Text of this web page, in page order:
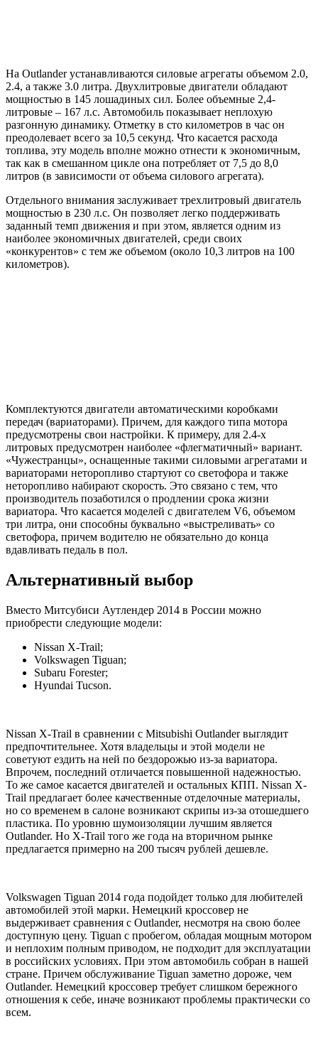
На Outlander устанавливаются силовые агрегаты объемом 2.0,
2.4, а также 3.0 литра. Двухлитровые двигатели обладают
мощностью в 145 лошадиных сил. Более объемные 2,4-
литровые – 167 л.с. Автомобиль показывает неплохую
разгонную динамику. Отметку в сто километров в час он
преодолевает всего за 10,5 секунд. Что касается расхода
топлива, эту модель вполне можно отнести к экономичным,
так как в смешанном цикле она потребляет от 7,5 до 8,0
литров (в зависимости от объема силового агрегата).
Отдельного внимания заслуживает трехлитровый двигатель
мощностью в 230 л.с. Он позволяет легко поддерживать
заданный темп движения и при этом, является одним из
наиболее экономичных двигателей, среди своих
«конкурентов» с тем же объемом (около 10,3 литров на 100
километров).
Комплектуются двигатели автоматическими коробками
передач (вариаторами). Причем, для каждого типа мотора
предусмотрены свои настройки. К примеру, для 2.4-х
литровых предусмотрен наиболее «флегматичный» вариант.
«Чужестранцы», оснащенные такими силовыми агрегатами и
вариаторами неторопливо стартуют со светофора и также
неторопливо набирают скорость. Это связано с тем, что
производитель позаботился о продлении срока жизни
вариатора. Что касается моделей с двигателем V6, объемом
три литра, они способны буквально «выстреливать» со
светофора, причем водителю не обязательно до конца
вдавливать педаль в пол.
Альтернативный выбор
Вместо Митсубиси Аутлендер 2014 в России можно
приобрести следующие модели:
Nissan X-Trail;
Volkswagen Tiguan;
Subaru Forester;
Hyundai Tucson.
Nissan X-Trail в сравнении с Mitsubishi Outlander выглядит
предпочтительнее. Хотя владельцы и этой модели не
советуют ездить на ней по бездорожью из-за вариатора.
Впрочем, последний отличается повышенной надежностью.
То же самое касается двигателей и остальных КПП. Nissan X-
Trail предлагает более качественные отделочные материалы,
но со временем в салоне возникают скрипы из-за отошедшего
пластика. По уровню шумоизоляции лучшим является
Outlander. Но X-Trail того же года на вторичном рынке
предлагается примерно на 200 тысяч рублей дешевле.
Volkswagen Tiguan 2014 года подойдет только для любителей
автомобилей этой марки. Немецкий кроссовер не
выдерживает сравнения с Outlander, несмотря на свою более
доступную цену. Tiguan с пробегом, обладая мощным мотором
и неплохим полным приводом, не подходит для эксплуатации
в российских условиях. При этом автомобиль собран в нашей
стране. Причем обслуживание Tiguan заметно дороже, чем
Outlander. Немецкий кроссовер требует слишком бережного
отношения к себе, иначе возникают проблемы практически со
всем.